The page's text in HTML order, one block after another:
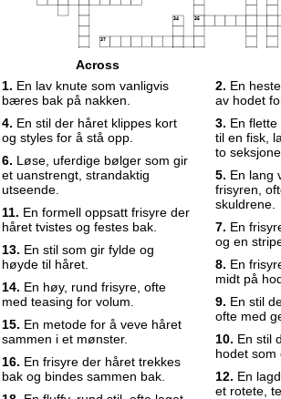
34 35
37
Across
1. En lav knute som vanligvis
bæres bak på nakken.
4. En stil der håret klippes kort
og styles for å stå opp.
6. Løse, uferdige bølger som gir
et uanstrengt, strandaktig
utseende.
11. En formell oppsatt frisyre der
håret tvistes og festes bak.
13. En stil som gir fylde og
høyde til håret.
14. En høy, rund frisyre, ofte
med teasing for volum.
15. En metode for å veve håret
sammen i et mønster.
16. En frisyre der håret trekkes
bak og bindes sammen bak.
2. En
av hodet
3. En
til en fisk,
to
5. En lang
frisyren,
skuldrene.
7. En
og en
8. En
midt på
9. En stil
ofte med
10. En stil
hodet som
12. En
et rotete,